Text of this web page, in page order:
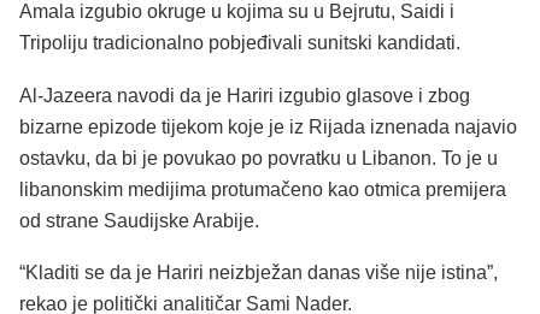
Amala izgubio okruge u kojima su u Bejrutu, Saidi i
Tripoliju tradicionalno pobjeđivali sunitski kandidati.
Al-Jazeera navodi da je Hariri izgubio glasove i zbog
bizarne epizode tijekom koje je iz Rijada iznenada najavio
ostavku, da bi je povukao po povratku u Libanon. To je u
libanonskim medijima protumačeno kao otmica premijera
od strane Saudijske Arabije.
“Kladiti se da je Hariri neizbježan danas više nije istina”,
rekao je politički analitičar Sami Nader.